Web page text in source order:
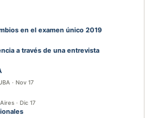
en el examen único 2019
a través de una entrevista
· Nov 17
· Dic 17